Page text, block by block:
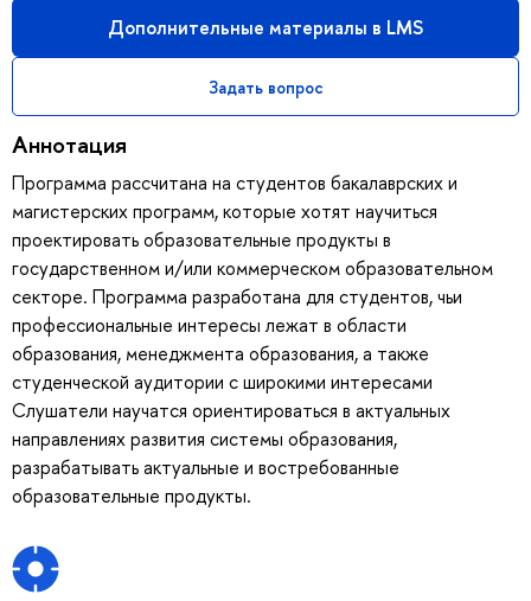
Дополнительные материалы в LMS
Задать вопрос
Аннотация
Программа рассчитана на студентов бакалаврских и
магистерских программ, которые хотят научиться
проектировать образовательные продукты в
государственном и/или коммерческом образовательном
секторе. Программа разработана для студентов, чьи
профессиональные интересы лежат в области
образования, менеджмента образования, а также
студенческой аудитории с широкими интересами
Слушатели научатся ориентироваться в актуальных
направлениях развития системы образования,
разрабатывать актуальные и востребованные
образовательные продукты.